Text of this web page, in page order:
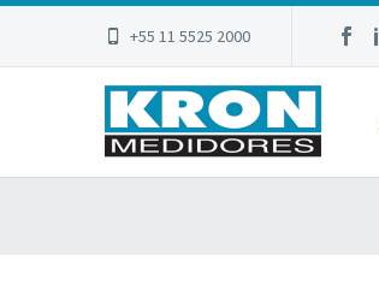
+55 11 5525 2000